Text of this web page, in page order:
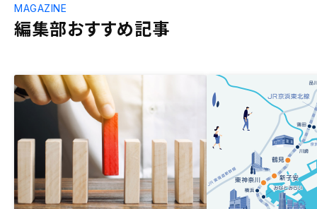
編集部おすすめ記事
MAGAZINE